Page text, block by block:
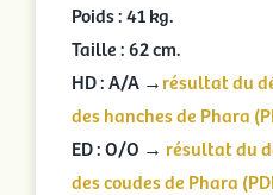
Poids : 41 kg.
Taille : 62 cm.
HD : A/A →résultat du
des hanches de Phara
ED : O/O → résultat du
des coudes de Phara